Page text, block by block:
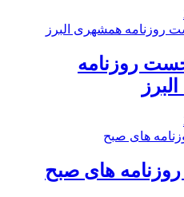
روزنامه‌
های صبح